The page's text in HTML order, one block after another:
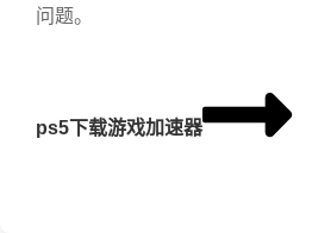
问题。
ps5下载游戏加速器